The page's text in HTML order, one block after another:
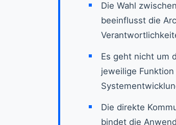
Die Wahl
beeinflusst die
Es geht nicht um
jeweilige
Die direkte
bindet die